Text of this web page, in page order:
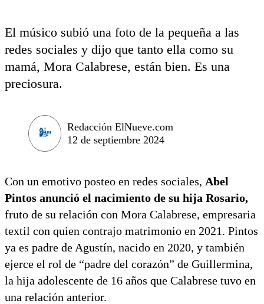
El músico subió una foto de la pequeña a las
redes sociales y dijo que tanto ella como su
mamá, Mora Calabrese, están bien. Es una
preciosura.
Redacción ElNueve.com
12 de septiembre 2024
Con un emotivo posteo en redes sociales, Abel
Pintos anunció el nacimiento de su hija Rosario,
fruto de su relación con Mora Calabrese, empresaria
textil con quien contrajo matrimonio en 2021. Pintos
ya es padre de Agustín, nacido en 2020, y también
ejerce el rol de “padre del corazón” de Guillermina,
la hija adolescente de 16 años que Calabrese tuvo en
una relación anterior.